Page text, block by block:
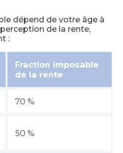
dépend de votre âge à
de la rente,
:
Fraction imposable
de la rente
70 %
50 %